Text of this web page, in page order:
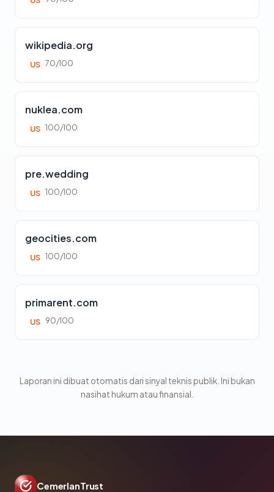
wikipedia.org
US 70/100
nuklea.com
US 100/100
pre.wedding
US 100/100
geocities.com
US 100/100
primarent.com
US 90/100
Laporan ini dibuat otomatis dari sinyal teknis publik. Ini bukan
nasihat hukum atau finansial.
CemerlanTrust